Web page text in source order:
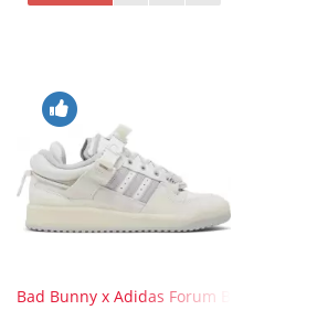
Bad Bunny x Adidas Forum Buckle Low Last